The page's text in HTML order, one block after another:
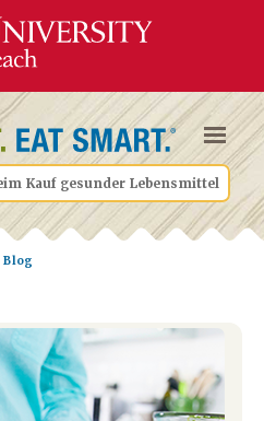
Kauf gesunder Lebensmittel
Blog